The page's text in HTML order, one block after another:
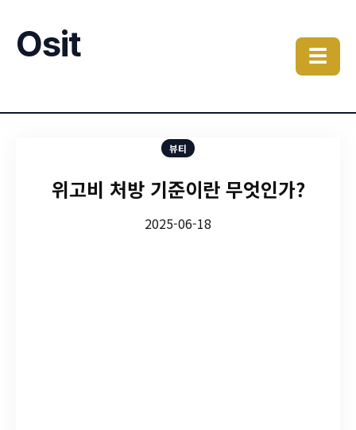
Osit ☰
뷰티
위고비 처방 기준이란 무엇인가?
2025-06-18